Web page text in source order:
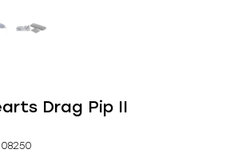
Drag Pip II